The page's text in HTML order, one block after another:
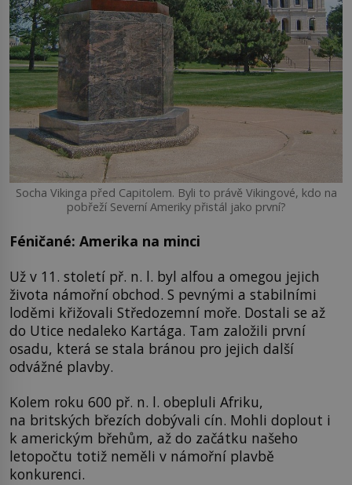
Socha Vikinga před Capitolem. Byli to právě Vikingové, kdo na
pobřeží Severní Ameriky přistál jako první?
Féničané: Amerika na minci
Už v 11. století př. n. l. byl alfou a omegou jejich
života námořní obchod. S pevnými a stabilními
loděmi křižovali Středozemní moře. Dostali se až
do Utice nedaleko Kartága. Tam založili první
osadu, která se stala bránou pro jejich další
odvážné plavby.
Kolem roku 600 př. n. l. obepluli Afriku,
na britských březích dobývali cín. Mohli doplout i
k americkým břehům, až do začátku našeho
letopočtu totiž neměli v námořní plavbě
konkurenci.